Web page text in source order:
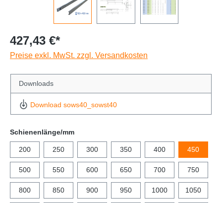
427,43 €*
Preise exkl. MwSt. zzgl. Versandkosten
Downloads
Download sows40_sowst40
Schienenlänge/mm
200 250 300 350 400 450
500 550 600 650 700 750
800 850 900 950 1000 1050